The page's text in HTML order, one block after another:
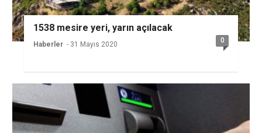
1538 mesire yeri, yarın açılacak
Haberler - 31 Mayıs 2020 0